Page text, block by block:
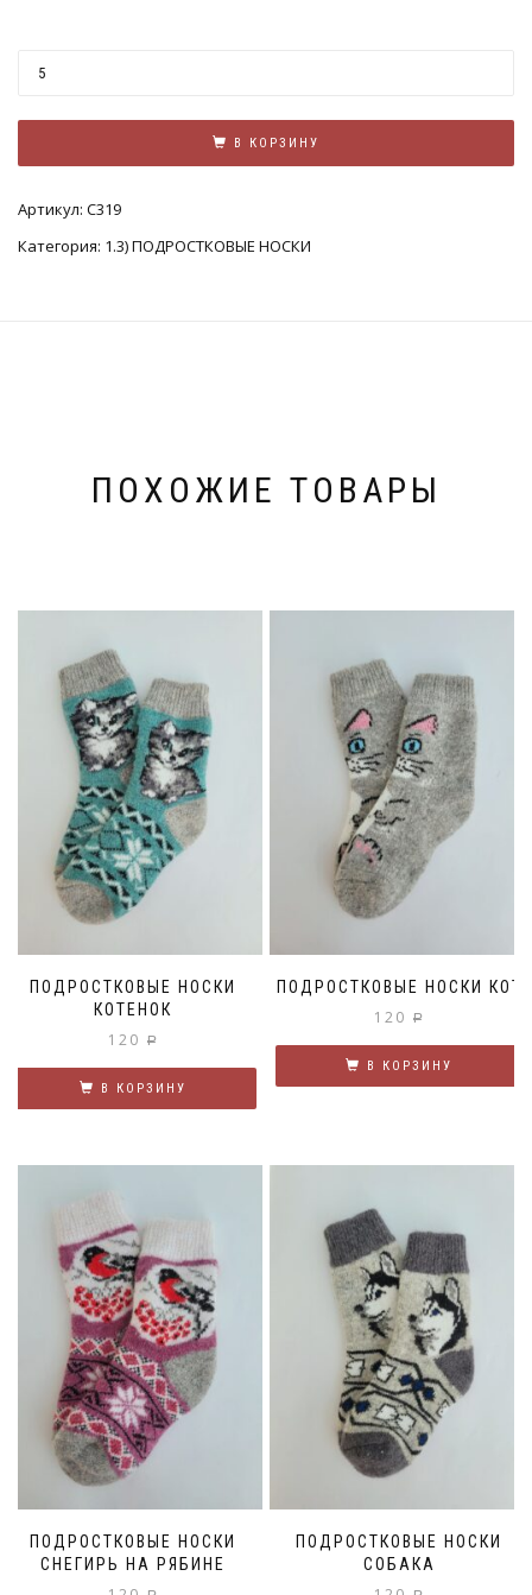
В КОРЗИНУ
Артикул: C319
Категория: 1.3) ПОДРОСТКОВЫЕ НОСКИ
ПОХОЖИЕ ТОВАРЫ
ПОДРОСТКОВЫЕ НОСКИ
КОТЕНОК
120 Р
В КОРЗИНУ
ПОДРОСТКОВЫЕ НОСКИ КОТ
120 Р
В КОРЗИНУ
ПОДРОСТКОВЫЕ НОСКИ
СНЕГИРЬ НА РЯБИНЕ
ПОДРОСТКОВЫЕ НОСКИ
СОБАКА